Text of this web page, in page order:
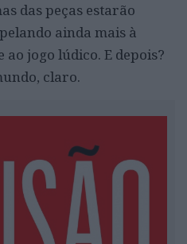
das peças estarão
ainda mais à
jogo lúdico. E depois?
claro.